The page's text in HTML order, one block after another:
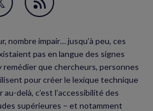
PartagerFlux
nombre impair… jusqu’à peu, ces
pas en langue des signes
remédier que chercheurs, personnes
pour créer le lexique technique
delà, c’est l’accessibilité des
supérieures – et notamment